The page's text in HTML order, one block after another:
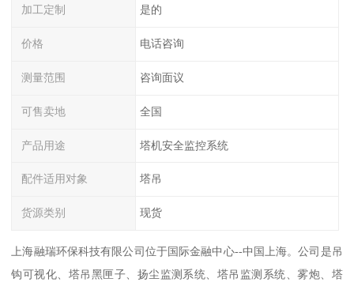
加工定制 是的
价格 电话咨询
测量范围 咨询面议
可售卖地 全国
产品用途 塔机安全监控系统
配件适用对象 塔吊
货源类别 现货
上海融瑞环保科技有限公司位于国际金融中心--中国上海。公司是吊
钩可视化、塔吊黑匣子、扬尘监测系统、塔吊监测系统、雾炮、塔